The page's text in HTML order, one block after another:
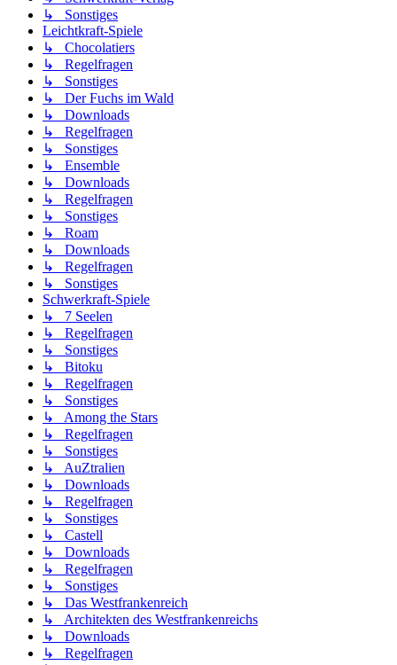
↳ Sonstiges
Leichtkraft-Spiele
↳ Chocolatiers
↳ Regelfragen
↳ Sonstiges
↳ Der Fuchs im Wald
↳ Downloads
↳ Regelfragen
↳ Sonstiges
↳ Ensemble
↳ Downloads
↳ Regelfragen
↳ Sonstiges
↳ Roam
↳ Downloads
↳ Regelfragen
↳ Sonstiges
Schwerkraft-Spiele
↳ 7 Seelen
↳ Regelfragen
↳ Sonstiges
↳ Bitoku
↳ Regelfragen
↳ Sonstiges
↳ Among the Stars
↳ Regelfragen
↳ Sonstiges
↳ AuZtralien
↳ Downloads
↳ Regelfragen
↳ Sonstiges
↳ Castell
↳ Downloads
↳ Regelfragen
↳ Sonstiges
↳ Das Westfrankenreich
↳ Architekten des Westfrankenreichs
↳ Downloads
↳ Regelfragen